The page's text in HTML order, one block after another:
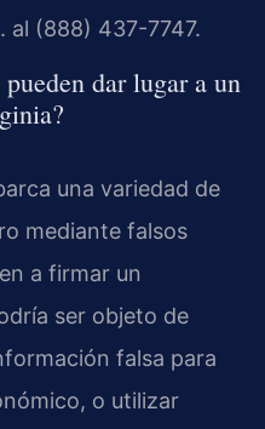
al (888) 437-7747.
dar lugar a un
una variedad de
mediante falsos
a firmar un
ser objeto de
falsa para
o utilizar